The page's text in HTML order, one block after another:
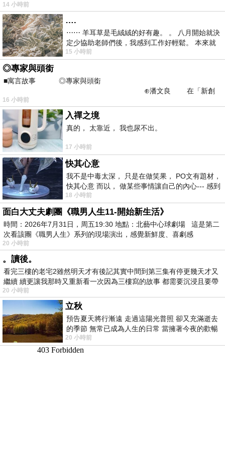
14 小時前
….
⋯⋯ 羊耳草是毛絨絨的好有趣。 。 八月開始就決
定少協助老師們後，我感到工作好輕鬆。 本來就
不是我的工作啊。 真
15 小時前
◎專家與頭銜
■寓言故事 ◎專家與頭銜
⊕潘文良 在「新創
之谷」裡——
16 小時前
入禪之境
真的， 太靠近， 我也尿不出。
17 小時前
快其心意
我不是中毒太深， 只是在做笑果， PO文有題材，
快其心意 而以， 做某些事情讓自己的內心--- 感到
愉快。
18 小時前
面白大丈夫劇團《職男人生11-開始新生活》
時間：2026年7月31日，周五19:30 地點：北藝中心球劇場 這是第二
次看該團《職男人生》系列的現場演出，感覺新鮮度、喜劇感
20 小時前
。讀後。
看完三樓的老宅2雖然明天才有後記其實中間到第三集有停更幾天才又
繼續 續更讓我那時又重新看一次因為三樓寫的故事 都需要沉浸且要帶
有
20 小時前
立秋
預告夏天將行漸遠 走過這陽光普照 卻又充滿逝去
的季節 無常已成為人生的日常 當擁著今夜的歡暢
舒心 轉眼驟成昨日 而明晨 太陽
20 小時前